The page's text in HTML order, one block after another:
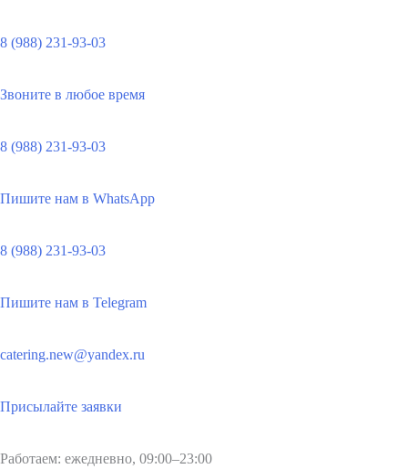
8 (988) 231-93-03
Звоните в любое время
8 (988) 231-93-03
Пишите нам в WhatsApp
8 (988) 231-93-03
Пишите нам в Telegram
catering.new@yandex.ru
Присылайте заявки
Работаем: ежедневно, 09:00–23:00